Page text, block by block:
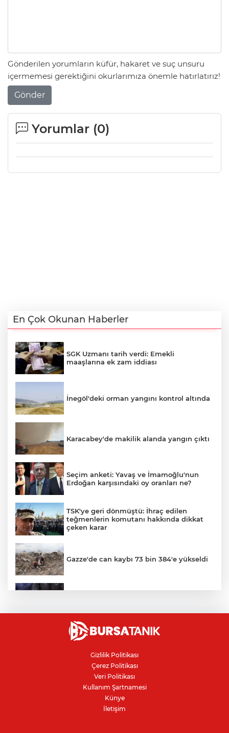
Gönderilen yorumların küfür, hakaret ve suç unsuru
içermemesi gerektiğini okurlarımıza önemle hatırlatırız!
Gönder
Yorumlar (0)
En Çok Okunan Haberler
SGK Uzmanı tarih verdi: Emekli
maaşlarına ek zam iddiası
İnegöl'deki orman yangını kontrol altında
Karacabey'de makilik alanda yangın çıktı
Seçim anketi: Yavaş ve İmamoğlu'nun
Erdoğan karşısındaki oy oranları ne?
TSK'ye geri dönmüştü: İhraç edilen
teğmenlerin komutanı hakkında dikkat
çeken karar
Gazze'de can kaybı 73 bin 384'e yükseldi
Bursa'da alevlere teslim olan samanlık
kül oldu
IBAN'la para transferinde yeni dönem
İnegöllü girişimciden bağış
Gizlilik Politikası
Çerez Politikası
Veri Politikası
Kullanım Şartnamesi
Künye
İletişim